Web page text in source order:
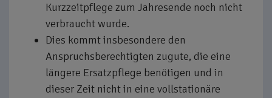
Kurzzeitpflege zum Jahresende noch nicht
verbraucht wurde.
Dies kommt insbesondere den
Anspruchsberechtigten zugute, die eine
längere Ersatzpflege benötigen und in
dieser Zeit nicht in eine vollstationäre